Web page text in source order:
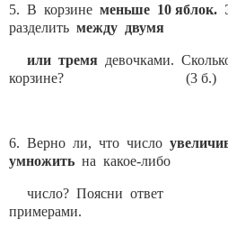
5. В корзине меньше 10 яблок.
разделить между двумя
или тремя девочками.
корзине? (3 б.)
6. Верно ли, что число
умножить на какое-либо
число? Поясни ответ